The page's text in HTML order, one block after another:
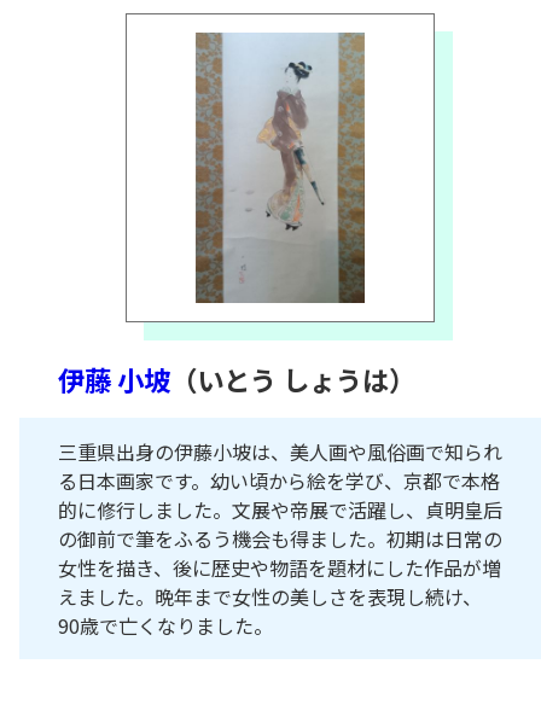
伊藤 小坡 （いとう しょうは）
三重県出身の伊藤小坡は、美人画や風俗画で知られ
る日本画家です。幼い頃から絵を学び、京都で本格
的に修行しました。文展や帝展で活躍し、貞明皇后
の御前で筆をふるう機会も得ました。初期は日常の
女性を描き、後に歴史や物語を題材にした作品が増
えました。晩年まで女性の美しさを表現し続け、
90歳で亡くなりました。